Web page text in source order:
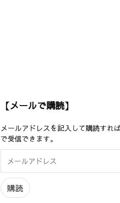
【メールで購読】
メールアドレスを記入して購読すれ
で受信できます。
ル
ア
ド
購読